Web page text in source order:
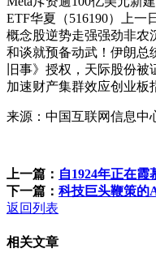
ETF华夏（516190）上一
概念股逆势走强强劲非农
和谈就预备动武！伊朗总
旧事》授权，天际股份被
加速财产集群效应创业板
来源：中国互联网信息中
上一篇： 自1924年正在霞
下一篇： 科技巨头鞭策的
返回列表
相关文章